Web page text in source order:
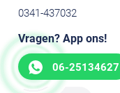
0341-437032
Vragen? App ons!
06-25134627